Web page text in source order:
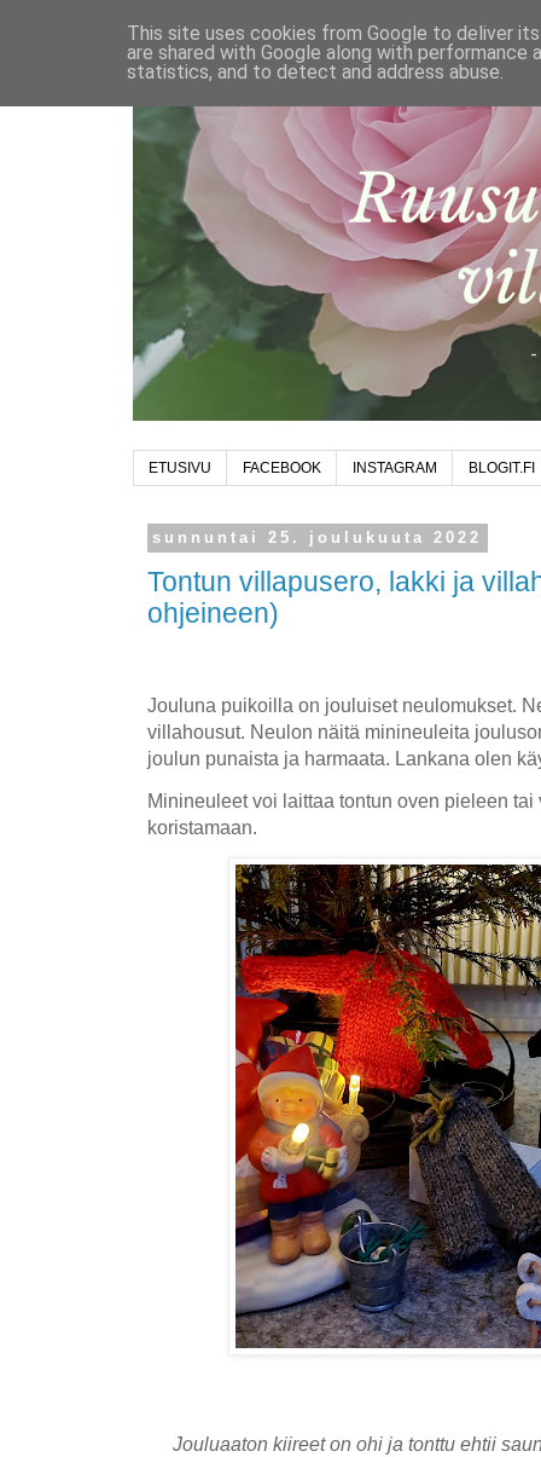
ETUSIVU FACEBOOK INSTAGRAM BLOGIT.FI
sunnuntai 25. joulukuuta 2022
Tontun villapusero, lakki ja
ohjeineen)
Jouluna puikoilla on jouluiset neulomukset.
villahousut. Neulon näitä minineuleita
joulun punaista ja harmaata. Lankana olen
Minineuleet voi laittaa tontun oven pieleen
koristamaan.
Jouluaaton kiireet on ohi ja tonttu ehtii
This site uses cookies from Google to deliver
are shared with Google along with
statistics, and to detect and address abuse.